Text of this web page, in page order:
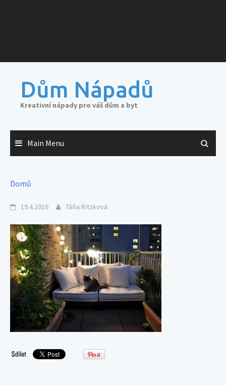
Dům Nápadů
Kreativní nápady pro váš dům a byt
Main Menu
Domů
19.4.2016 Táňa Ritzková